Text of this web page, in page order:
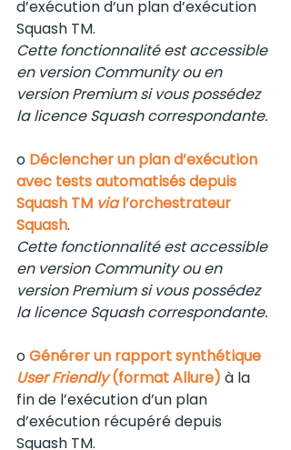
d’exécution d’un plan d’exécution
Squash TM.
Cette fonctionnalité est accessible
en version Community ou en
version Premium si vous possédez
la licence Squash correspondante.
o Déclencher un plan d’exécution
avec tests automatisés depuis
Squash TM via l’orchestrateur
Squash.
Cette fonctionnalité est accessible
en version Community ou en
version Premium si vous possédez
la licence Squash correspondante.
o Générer un rapport synthétique
User Friendly (format Allure) à la
fin de l’exécution d’un plan
d’exécution récupéré depuis
Squash TM.